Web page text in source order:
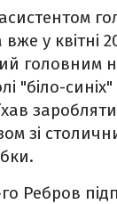
у квітні
головним
"біло-
зі
го Ребров